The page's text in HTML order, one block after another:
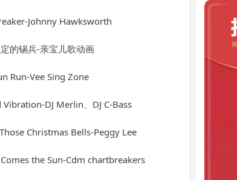
Johnny Hawksworth
的锡兵-亲宝儿歌动画
Run-Vee Sing Zone
Vibration-DJ Merlin、DJ C-Bass
Those Christmas Bells-Peggy Lee
Comes the Sun-Cdm chartbreakers